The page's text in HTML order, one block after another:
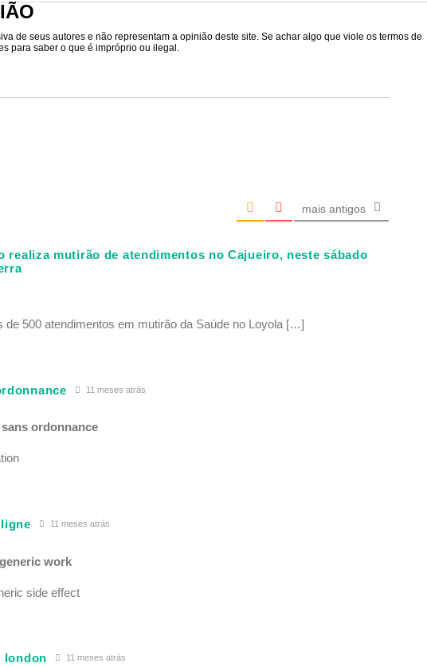
de seus autores e não representam a opinião deste site. Se achar algo que viole os termos de
para saber o que é impróprio ou ilegal.
mais antigos
realiza mutirão de atendimentos no Cajueiro, neste sábado
500 atendimentos em mutirão da Saúde no Loyola […]
11 meses atrás
ordonnance
11 meses atrás
work
side effect
london 11 meses atrás